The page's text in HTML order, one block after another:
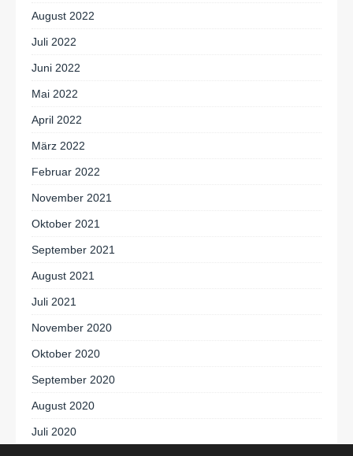
August 2022
Juli 2022
Juni 2022
Mai 2022
April 2022
März 2022
Februar 2022
November 2021
Oktober 2021
September 2021
August 2021
Juli 2021
November 2020
Oktober 2020
September 2020
August 2020
Juli 2020